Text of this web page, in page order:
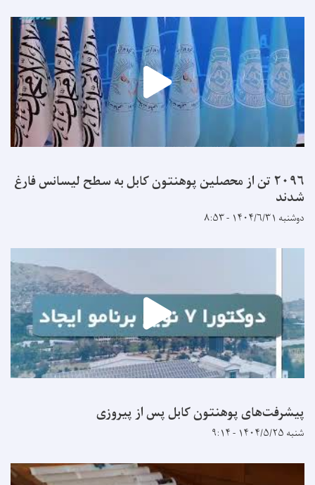
۲۰۹۶ تن از محصلین پوهنتون کابل به سطح لیسانس فارغ
شدند
دوشنبه ۱۴۰۴/۶/۳۱ - ۸:۵۳
پیشرفت‌های پوهنتون کابل پس از پیروزی
شنبه ۱۴۰۴/۵/۲۵ - ۹:۱۴